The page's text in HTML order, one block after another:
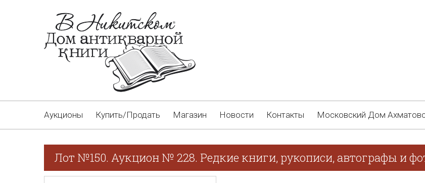
Аукционы Купить/Продать Магазин Новости Контакты Московский Дом
Лот №150. Аукцион № 228. Редкие книги, рукописи, автографы и